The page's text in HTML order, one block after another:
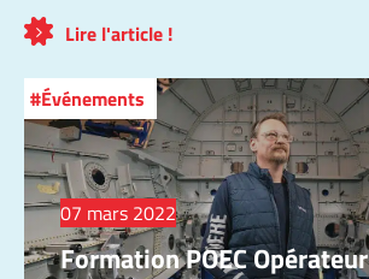
Lire l'article !
Événements
07 mars 2022
Formation POEC Opérateur